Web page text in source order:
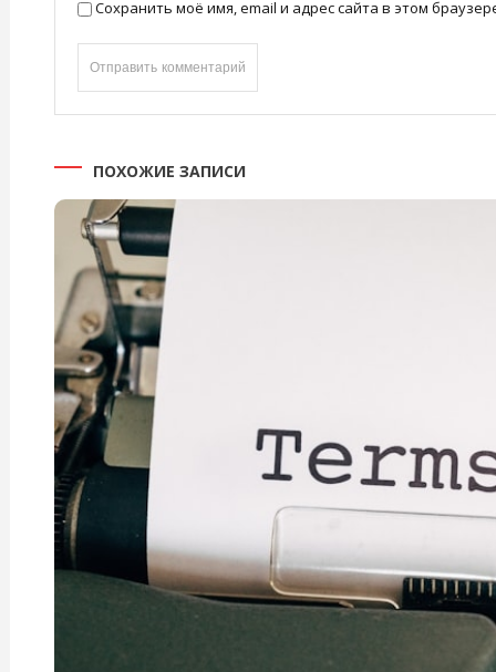
Сохранить моё имя, email и адрес сайта в этом
ПОХОЖИЕ ЗАПИСИ